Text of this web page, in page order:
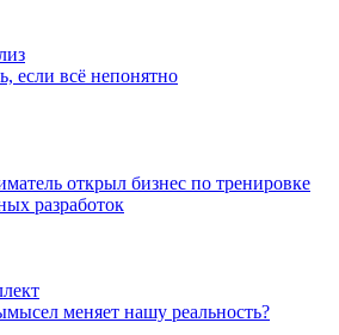
если всё непонятно
открыл бизнес по тренировке
разработок
меняет нашу реальность?